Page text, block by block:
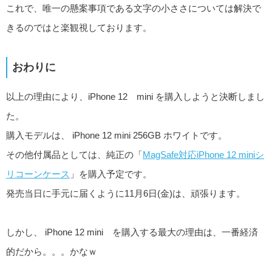
これで、唯一の懸案事項である文字の小ささについては解決で
きるのではと楽観視しております。
おわりに
以上の理由により、iPhone 12 mini を購入しようと決断しまし
た。
購入モデルは、 iPhone 12 mini 256GB ホワイトです。
その他付属品としては、純正の「MagSafe対応iPhone 12 miniシ
リコーンケース 」を購入予定です。
発売当日に手元に届くように11月6日(金)は、頑張ります。
しかし、 iPhone 12 mini を購入する最大の理由は、一番経済
的だから。。。かなｗ